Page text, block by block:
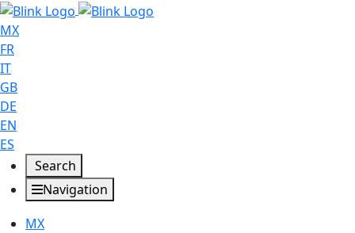
MX
FR
IT
GB
DE
EN
ES
Search
Navigation
MX